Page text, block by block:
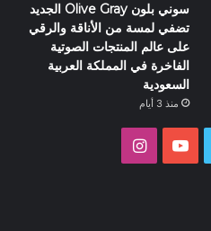
سوني بلون Olive Gray الجديد
تضفي لمسة من الأناقة والرقي
على عالم المنتجات الصوتية
الفاخرة في المملكة العربية
السعودية
منذ 3 أيام
تويتر يوتيوبانستقرام